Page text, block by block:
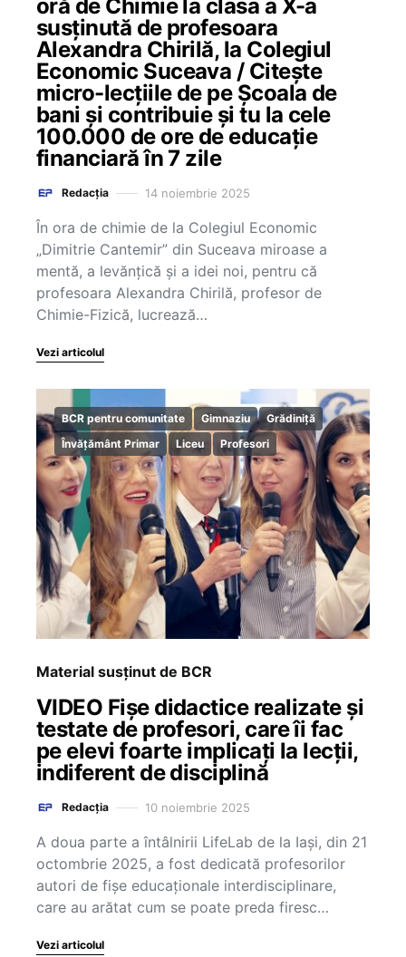
oră de Chimie la clasa a X-a
susținută de profesoara
Alexandra Chirilă, la Colegiul
Economic Suceava / Citește
micro-lecțiile de pe Școala de
bani și contribuie și tu la cele
100.000 de ore de educație
financiară în 7 zile
Redacția 14 noiembrie 2025
În ora de chimie de la Colegiul Economic
„Dimitrie Cantemir” din Suceava miroase a
mentă, a levănțică și a idei noi, pentru că
profesoara Alexandra Chirilă, profesor de
Chimie-Fizică, lucrează…
Vezi articolul
BCR pentru comunitate Gimnaziu
Grădiniță
Învățământ Primar
Liceu Profesori
Material susținut de BCR
VIDEO Fișe didactice realizate și
testate de profesori, care îi fac
pe elevi foarte implicați la lecții,
indiferent de disciplină
Redacția 10 noiembrie 2025
A doua parte a întâlnirii LifeLab de la Iași, din 21
octombrie 2025, a fost dedicată profesorilor
autori de fișe educaționale interdisciplinare,
care au arătat cum se poate preda firesc…
Vezi articolul